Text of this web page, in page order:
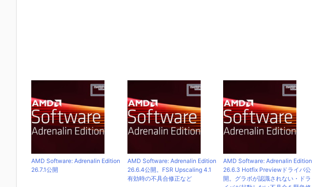
AMD Software: Adrenalin Edition
26.7.1公開
AMD Software: Adrenalin Edition
26.6.4公開。FSR Upscaling 4.1
有効時の不具合修正など
AMD Software: Adrenalin Edition
26.6.3 Hotfix Previewドライバ公
開。グラボが認識されない・ドラ